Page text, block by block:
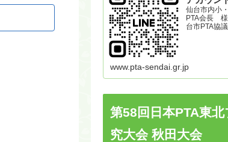
仙台市内小
PTA会長 様
台市PTA協
内小・中学校
www.pta-sendai.gr.jp
第58回日本PTA東
究大会 秋田大会